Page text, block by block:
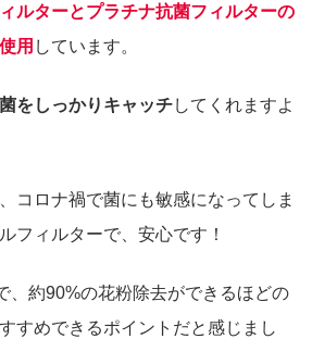
ルターとプラチナ抗菌フィルターの
用 しています。
をしっかりキャッチしてくれますよ
コロナ禍で菌にも敏感になってしま
フィルターで、安心です！
、約90%の花粉除去ができるほどの
すめできるポイントだと感じまし